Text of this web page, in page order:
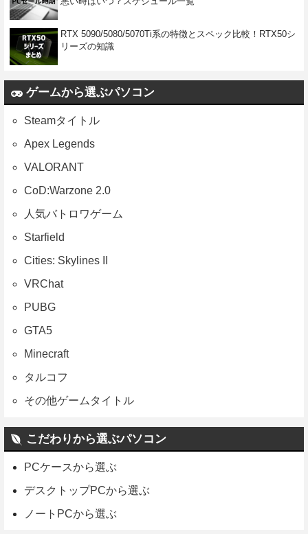
RTX 5090/5080/5070Ti系の特徴とスペック比較！RTX50シ
リーズの知識
ゲームから選ぶパソコン
Steamタイトル
Apex Legends
VALORANT
CoD:Warzone 2.0
人気バトロワゲーム
Starfield
Cities: Skylines II
VRChat
PUBG
GTA5
Minecraft
タルコフ
その他ゲームタイトル
こだわりから選ぶパソコン
PCケースから選ぶ
デスクトップPCから選ぶ
ノートPCから選ぶ